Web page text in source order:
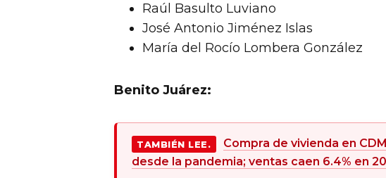
Raúl Basulto Luviano
José Antonio Jiménez Islas
María del Rocío Lombera González
Benito Juárez:
TAMBIÉN LEE.
Compra de vivienda en
desde la pandemia; ventas caen 6.4% en